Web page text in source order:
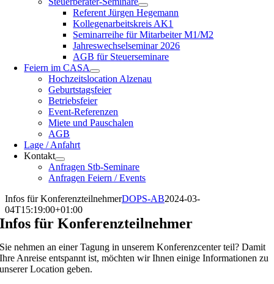
Referent Jürgen Hegemann
Kollegenarbeitskreis AK1
Seminarreihe für Mitarbeiter M1/M2
Jahreswechselseminar 2026
AGB für Steuerseminare
Feiern im CASA
Hochzeitslocation Alzenau
Geburtstagsfeier
Betriebsfeier
Event-Referenzen
Miete und Pauschalen
AGB
Lage / Anfahrt
Kontakt
Anfragen Stb-Seminare
Anfragen Feiern / Events
Infos für KonferenzteilnehmerDOPS-AB2024-03-
04T15:19:00+01:00
Infos für Konferenz­teilnehmer
Sie nehmen an einer Tagung in unserem Konferenzcenter teil? Damit
Ihre Anreise entspannt ist, möchten wir Ihnen einige Informationen zu
unserer Location geben.